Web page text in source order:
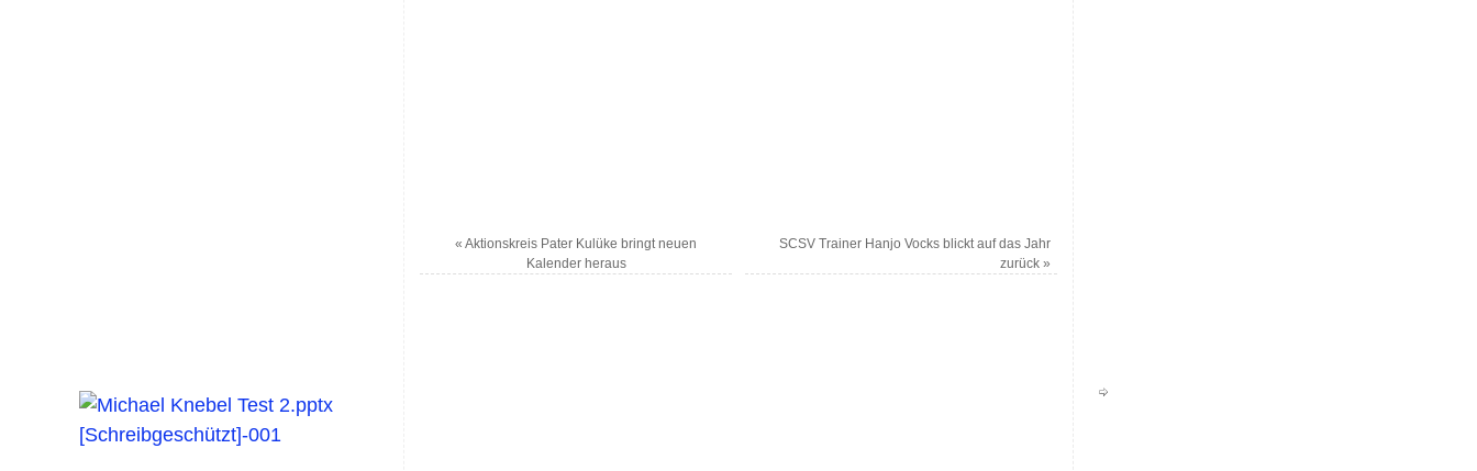
« Aktionskreis Pater Kulüke bringt neuen
Kalender heraus
SCSV Trainer Hanjo Vocks blickt auf das Jahr
zurück»